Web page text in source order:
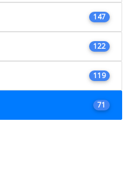
147
122
119
71